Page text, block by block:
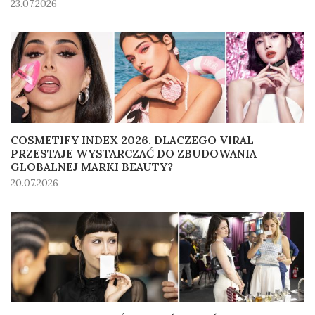
23.07.2026
COSMETIFY INDEX 2026. DLACZEGO VIRAL
PRZESTAJE WYSTARCZAĆ DO ZBUDOWANIA
GLOBALNEJ MARKI BEAUTY?
20.07.2026